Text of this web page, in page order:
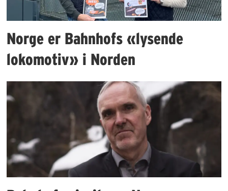
Norge er Bahnhofs «lysende
lokomotiv» i Norden